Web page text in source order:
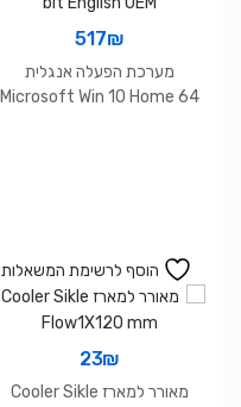
517₪
מערכת הפעלה אנגלית
Microsoft Win 10 Home 64
הוסף לרשימת המשאלות
23₪
מאורר למארז Cooler Sikle